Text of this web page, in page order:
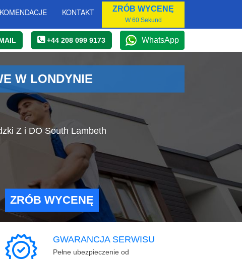
KONTAKT ZRÓB WYCENĘ
W 60 Sekund
+44 208 099 9173 WhatsApp
W LONDYNIE
Z i DO South Lambeth
ZRÓB WYCENĘ
GWARANCJA SERWISU
Pełne ubezpieczenie od